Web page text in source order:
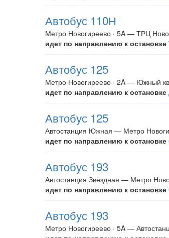
Автобус 110Н
Метро Новогиреево · 5A — ТРЦ
идет по направлению к остановке
Автобус 125
Метро Новогиреево · 2A — Южный
идет по направлению к остановке
Автобус 125
Автостанция Южная — Метро
идет по направлению к остановке
Автобус 193
Автостанция Звёздная — Метро
идет по направлению к остановке
Автобус 193
Метро Новогиреево · 5A —